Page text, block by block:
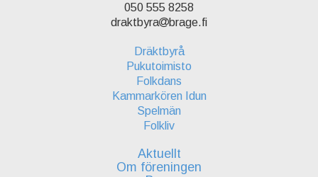
050 555 8258
draktbyra
brage.fi
Dräktbyrå
Pukutoimisto
Folkdans
Kammarkören Idun
Spelmän
Folkliv
Aktuellt
Om föreningen